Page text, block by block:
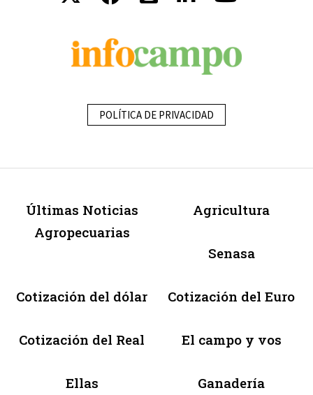
POLÍTICA DE PRIVACIDAD
Últimas Noticias
Agropecuarias
Agricultura
Senasa
Cotización del dólar Cotización del Euro
Cotización del Real El campo y vos
Ellas Ganadería